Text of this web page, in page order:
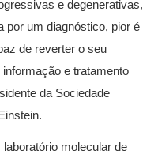
e degenerativas,
por um diagnóstico, pior é
de reverter o seu
e tratamento
da Sociedade
molecular de